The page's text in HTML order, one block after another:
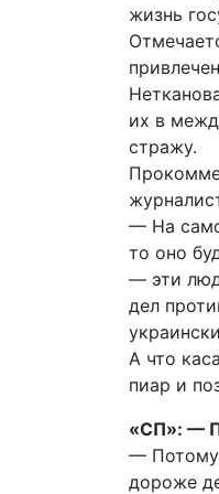
жизнь
их в
стражу.
— На
то оно
— эти
дел
А что
пиар и
«СП»: —
— Потому
дороже